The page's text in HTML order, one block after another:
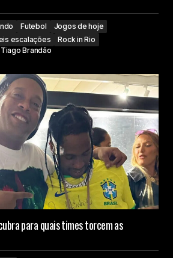
Futebol
Jogos de hoje
escalações
Rock in Rio
Tiago Brandão
para quais times torcem as